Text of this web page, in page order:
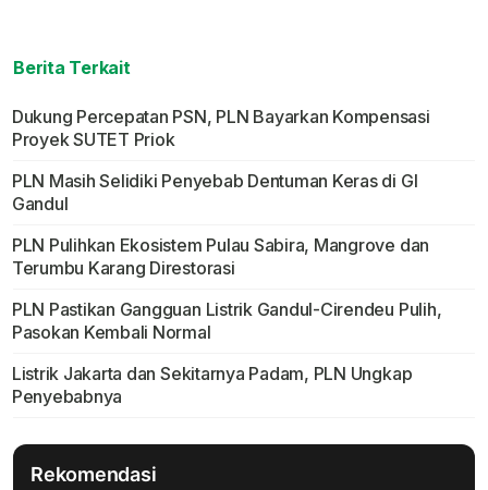
Berita Terkait
Dukung Percepatan PSN, PLN Bayarkan Kompensasi
Proyek SUTET Priok
PLN Masih Selidiki Penyebab Dentuman Keras di GI
Gandul
PLN Pulihkan Ekosistem Pulau Sabira, Mangrove dan
Terumbu Karang Direstorasi
PLN Pastikan Gangguan Listrik Gandul-Cirendeu Pulih,
Pasokan Kembali Normal
Listrik Jakarta dan Sekitarnya Padam, PLN Ungkap
Penyebabnya
Rekomendasi